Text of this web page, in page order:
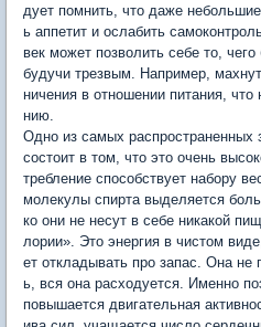
дует помнить, что даже
ь аппетит и ослабить
век может позволить себе то,
будучи трезвым. Например,
ничения в отношении питания,
нию.
Одно из самых распространенных
состоит в том, что это очень
требление способствует набору
молекулы спирта выделяется
ко они не несут в себе никакой
лории». Это энергия в чистом
ет откладывать про запас. Она
ь, вся она расходуется. Именно
повышается двигательная